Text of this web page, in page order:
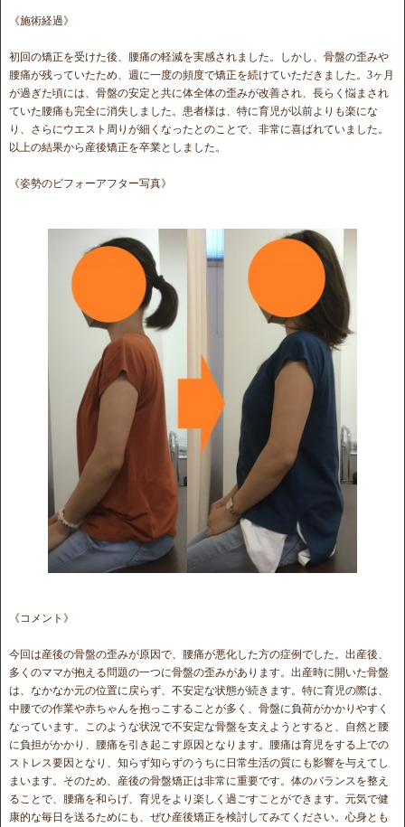
《施術経過》
初回の矯正を受けた後、腰痛の軽減を実感されました。しかし、骨盤の歪みや
腰痛が残っていたため、週に一度の頻度で矯正を続けていただきました。3ヶ月
が過ぎた頃には、骨盤の安定と共に体全体の歪みが改善され、長らく悩まされ
ていた腰痛も完全に消失しました。患者様は、特に育児が以前よりも楽にな
り、さらにウエスト周りが細くなったとのことで、非常に喜ばれていました。
以上の結果から産後矯正を卒業としました。
《姿勢のビフォーアフター写真》
《コメント》
今回は産後の骨盤の歪みが原因で、腰痛が悪化した方の症例でした。出産後、
多くのママが抱える問題の一つに骨盤の歪みがあります。出産時に開いた骨盤
は、なかなか元の位置に戻らず、不安定な状態が続きます。特に育児の際は、
中腰での作業や赤ちゃんを抱っこすることが多く、骨盤に負荷がかかりやすく
なっています。このような状況で不安定な骨盤を支えようとすると、自然と腰
に負担がかかり、腰痛を引き起こす原因となります。腰痛は育児をする上での
ストレス要因となり、知らず知らずのうちに日常生活の質にも影響を与えてし
まいます。そのため、産後の骨盤矯正は非常に重要です。体のバランスを整え
ることで、腰痛を和らげ、育児をより楽しく過ごすことができます。元気で健
康的な毎日を送るためにも、ぜひ産後矯正を検討してみてください。心身とも